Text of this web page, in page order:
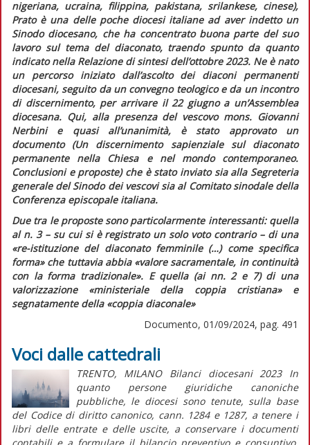
nigeriana, ucraina, filippina, pakistana, srilankese, cinese),
Prato è una delle poche diocesi italiane ad aver indetto un
Sinodo diocesano, che ha concentrato buona parte del suo
lavoro sul tema del diaconato, traendo spunto da quanto
indicato nella Relazione di sintesidell’ottobre 2023. Ne è nato
un percorso iniziato dall’ascolto dei diaconi permanenti
diocesani, seguito da un convegno teologico e da un incontro
di discernimento, per arrivare il 22 giugno a un’Assemblea
diocesana. Qui, alla presenza del vescovo mons. Giovanni
Nerbini e quasi all’unanimità, è stato approvato un
documento (Un discernimento sapienziale sul diaconato
permanente nella Chiesa e nel mondo contemporaneo.
Conclusioni e proposte) che è stato inviato sia alla Segreteria
generale del Sinodo dei vescovi sia al Comitato sinodale della
Conferenza episcopale italiana.
Due tra le proposte sono particolarmente interessanti: quella
al n. 3 – su cui si è registrato un solo voto contrario – di una
«re-istituzione del diaconato femminile (…) come specifica
forma»che tuttavia abbia «valore sacramentale, in continuità
con la forma tradizionale». E quella (ai nn. 2 e 7) di una
valorizzazione «ministeriale della coppia cristiana»e
segnatamente della «coppia diaconale»
Documento, 01/09/2024, pag. 491
Voci dalle cattedrali
TRENTO, MILANO Bilanci diocesani 2023 In
quanto persone giuridiche canoniche
pubbliche, le diocesi sono tenute, sulla base
del Codice di diritto canonico, cann. 1284 e 1287, a tenere i
libri delle entrate e delle uscite, a conservare i documenti